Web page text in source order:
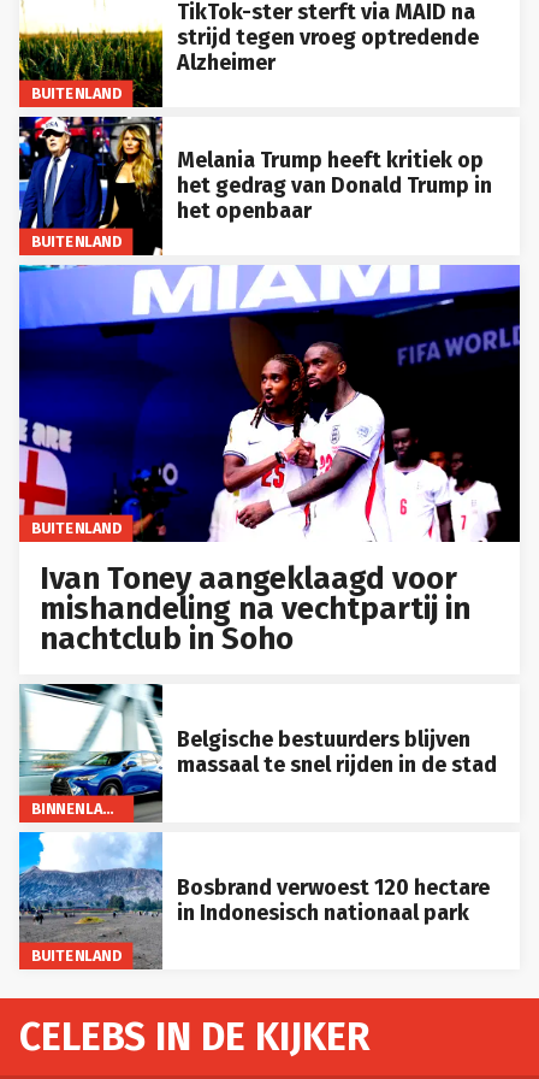
BUITENLAND
TikTok-ster sterft via MAID na
strijd tegen vroeg optredende
Alzheimer
BUITENLAND
Melania Trump heeft kritiek op
het gedrag van Donald Trump in
het openbaar
BUITENLAND
Ivan Toney aangeklaagd voor
mishandeling na vechtpartij in
nachtclub in Soho
BINNENLAND
Belgische bestuurders blijven
massaal te snel rijden in de stad
BUITENLAND
Bosbrand verwoest 120 hectare
in Indonesisch nationaal park
CELEBS IN DE KIJKER